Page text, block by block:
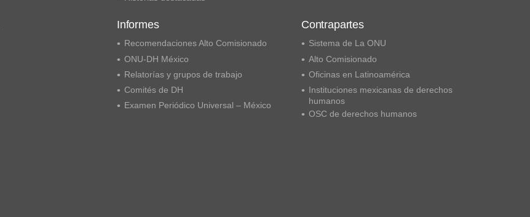
Informes
Recomendaciones Alto Comisionado
ONU-DH México
Relatorías y grupos de trabajo
Comités de DH
Examen Periódico Universal – México
Contrapartes
Sistema de La ONU
Alto Comisionado
Oficinas en Latinoamérica
Instituciones mexicanas de derechos
humanos
OSC de derechos humanos